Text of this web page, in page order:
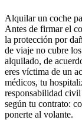
Alquilar un coche
Antes de firmar el
la protección por
de viaje no cubre
alquilado, de
eres víctima de un
médicos, tu
responsabilidad civil
según tu contrato:
ponerte al volante.